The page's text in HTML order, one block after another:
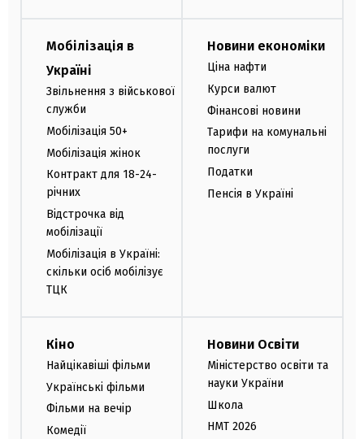
Мобілізація в
Україні
Звільнення з військової
служби
Мобілізація 50+
Мобілізація жінок
Контракт для 18-24-
річних
Відстрочка від
мобілізації
Мобілізація в Україні:
скільки осіб мобілізує
ТЦК
Новини економіки
Ціна нафти
Курси валют
Фінансові новини
Тарифи на комунальні
послуги
Податки
Пенсія в Україні
Кіно
Найцікавіші фільми
Українські фільми
Фільми на вечір
Комедії
Новини Освіти
Міністерство освіти та
науки України
Школа
НМТ 2026